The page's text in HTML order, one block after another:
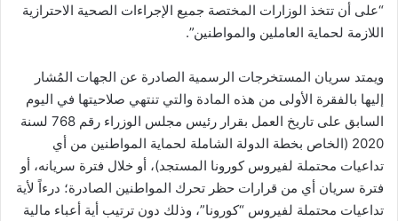
“على أن تتخذ الوزارات المختصة جميع الإجراءات الصحية الاحترازية
اللازمة لحماية العاملين والمواطنين”.
ويمتد سريان المستخرجات الرسمية الصادرة عن الجهات المُشار
إليها بالفقرة الأولى من هذه المادة والتي تنتهي صلاحيتها في اليوم
السابق على تاريخ العمل بقرار رئيس مجلس الوزراء رقم 768 لسنة
2020 (الخاص بخطة الدولة الشاملة لحماية المواطنين من أي
تداعيات محتملة لفيروس كورونا المستجد)، أو خلال فترة سريانه، أو
فترة سريان أي من قرارات حظر تحرك المواطنين الصادرة؛ درءاً لأية
تداعيات محتملة لفيروس “كورونا”، وذلك دون ترتيب أية أعباء مالية